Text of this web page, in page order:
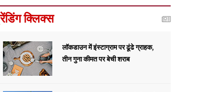
क्लिक्स
लॉकडाउन में इंस्टाग्राम पर ढूंढे ग्राहक,
तीन गुना कीमत पर बेची शराब